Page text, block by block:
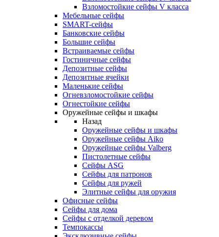
Взломостойкие сейфы V класса
Мебельные сейфы
SMART-сейфы
Банковские сейфы
Большие сейфы
Встраиваемые сейфы
Гостиничные сейфы
Депозитные сейфы
Депозитные ячейки
Маленькие сейфы
Огневзломостойкие сейфы
Огнестойкие сейфы
Оружейные сейфы и шкафы
Назад
Оружейные сейфы и шкафы
Оружейные сейфы Aiko
Оружейные сейфы Valberg
Пистолетные сейфы
Сейфы ASG
Сейфы для патронов
Сейфы для ружей
Элитные сейфы для оружия
Офисные сейфы
Сейфы для дома
Сейфы с отделкой деревом
Темпокассы